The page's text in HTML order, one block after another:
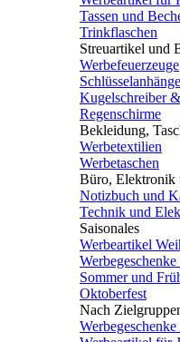
Tassen und
Trinkflaschen
Streuartikel und
Werbefeuerzeuge
Kugelschreiber
Regenschirme
Bekleidung,
Werbetextilien
Werbetaschen
Büro, Elektronik
Notizbuch und
Technik und
Saisonales
Werbeartikel
Werbegeschenke
Sommer und
Oktoberfest
Nach